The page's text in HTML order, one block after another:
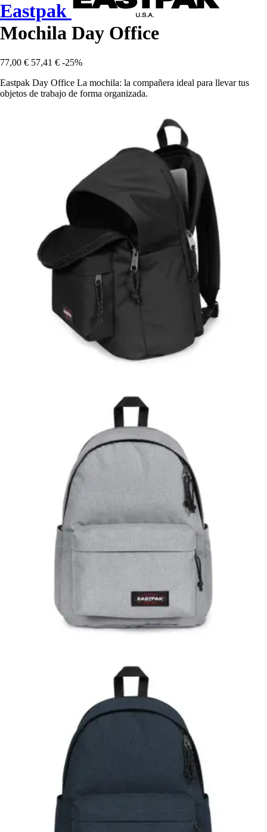
Eastpak
Mochila Day Office
77,00 € 57,41 € -25%
Eastpak Day Office La mochila: la compañera ideal para llevar tus
objetos de trabajo de forma organizada.